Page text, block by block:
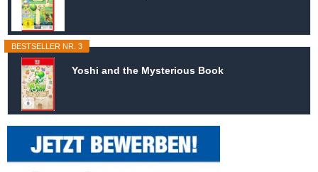
BESTSELLER NR. 3
Yoshi and the Mysterious Book